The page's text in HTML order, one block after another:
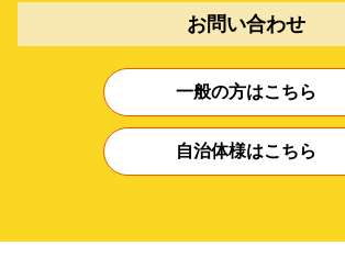
お問い合わせ
一般の方はこちら
自治体様はこちら